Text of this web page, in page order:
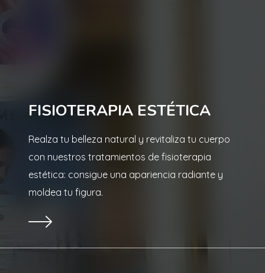
FISIOTERAPIA ESTÉTICA
Realza tu belleza natural y revitaliza tu cuerpo
con nuestros tratamientos de fisioterapia
estética: consigue una apariencia radiante y
moldea tu figura.